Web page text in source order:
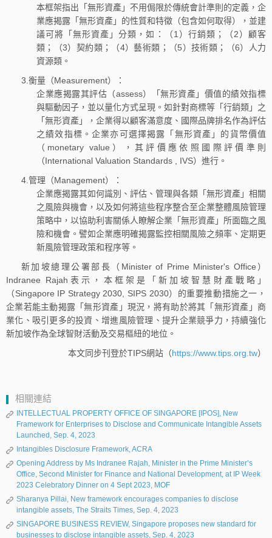
本框架指出「無形資產」不用侷限於傳統會計準則的定義，企
業應揭露「無形資產」的性質和特徵（包含如何取得），並建
議可將「無形資產」分類，如：（1）行銷類；（2）顧客
類；（3）契約類；（4）藝術類；（5）技術類；（6）人力
資源類。
3.衡量（Measurement）：
企業應揭露其評估（assess）「無形資產」價值的績效指標
與驅動因子，並以量化方式呈現。如針對商標等「行銷類」之
「無形資產」，企業得以顧客滿意度、國際品牌排名作為評估
之績效指標。企業亦可選擇揭露「無形資產」的貨幣價值
（monetary value），其評價應依照國際評價準則
（International Valuation Standards , IVS）進行。
4.管理（Management）：
企業應揭露其如何識別、評估、管理與各類「無形資產」相關
之風險與機會，以及如何將這些程序整合至企業整體風險管理
策略中，以協助利害關係人瞭解企業「無形資產」所面臨之風
險和機會。譬如企業應明確揭露監控相關風險之頻率、定期更
新風險管理政策和程序等。
新加坡總理公署部長（Minister of Prime Minister's Office）
Indranee Rajah表示，本框架是「新加坡智慧財產戰略」
（Singapore IP Strategy 2030, SIPS 2030）的重要推動措施之一，
企業若能主動揭露「無形資產」現況，將有助於將其「無形資產」商
業化、吸引更多的投資、增進風險管理、提升企業競爭力，持續強化
新加坡作為全球智財活動及交易樞紐的地位。
本文同步刊登於TIPS網站（https://www.tips.org.tw）
相關連結
INTELLECTUAL PROPERTY OFFICE OF SINGAPORE [IPOS], New
Framework for Enterprises to Disclose and Communicate Intangible Assets
Launched, Sep. 4, 2023
Intangibles Disclosure Framework, ACRA
Opening Address by Ms Indranee Rajah, Minister in the Prime Minister’s
Office, Second Minister for Finance and National Development, at IP Week
2023 Celebratory Dinner on 4 Sept 2023, MOF
Sharanya Pillai, New framework encourages companies to disclose
intangible assets, The Straits Times, Sep. 4, 2023
SINGAPORE BUSINESS REVIEW, Singapore proposes new standard for
businesses to disclose intangible assets, Sep. 4, 2023